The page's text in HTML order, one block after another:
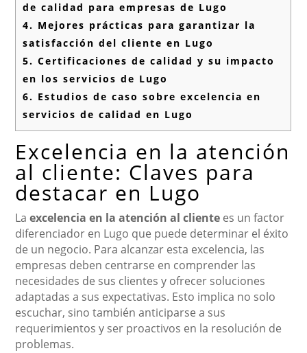
de calidad para empresas de Lugo
4. Mejores prácticas para garantizar la
satisfacción del cliente en Lugo
5. Certificaciones de calidad y su impacto
en los servicios de Lugo
6. Estudios de caso sobre excelencia en
servicios de calidad en Lugo
Excelencia en la atención
al cliente: Claves para
destacar en Lugo
Laexcelencia en la atención al cliente es un factor
diferenciador en Lugo que puede determinar el éxito
de un negocio. Para alcanzar esta excelencia, las
empresas deben centrarse en comprender las
necesidades de sus clientes y ofrecer soluciones
adaptadas a sus expectativas. Esto implica no solo
escuchar, sino también anticiparse a sus
requerimientos y ser proactivos en la resolución de
problemas.